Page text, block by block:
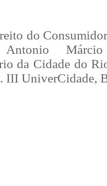
do
Antonio
da Cidade do
III UniverCidade,